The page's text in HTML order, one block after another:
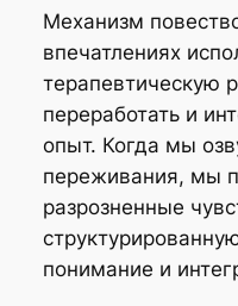
Механизм
впечатлениях
терапевтическую
переработать и
опыт. Когда мы
переживания, мы
разрозненные
понимание и